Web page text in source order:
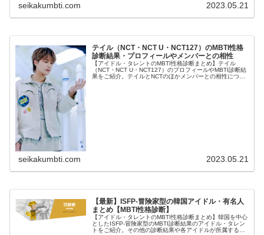
seikakumbti.com 2023.05.21
テイル（NCT・NCT U・NCT127）のMBTI性格
診断結果・プロフィールやメンバーとの相性
【アイドル・タレントのMBTI性格診断まとめ】テイル
（NCT・NCT U・NCT127）のプロフィールやMBTI診断結
果をご紹介。テイルとNCTのほかメンバーとの相性につい
seikakumbti.com 2023.05.21
【最新】ISFP-冒険家型の韓国アイドル・有名人
まとめ【MBTI性格診断】
【アイドル・タレントのMBTI性格診断まとめ】韓国を中心
としたISFP-冒険家型のMBTI診断結果のアイドル・タレン
トをご紹介。その他の診断結果や各アイドルが所属するグ